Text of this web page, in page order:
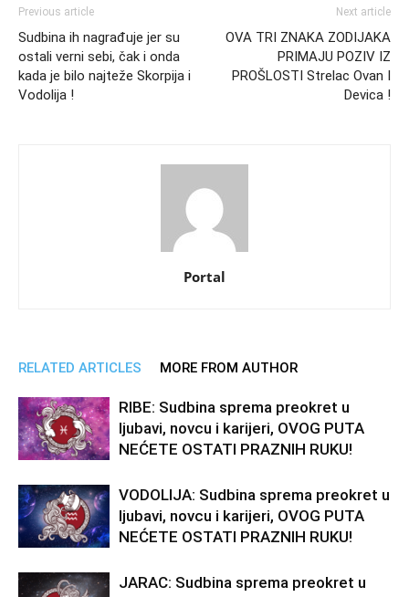
Previous article
Sudbina ih nagrađuje jer su
ostali verni sebi, čak i onda
kada je bilo najteže Skorpija i
Vodolija !
Next article
OVA TRI ZNAKA ZODIJAKA
PRIMAJU POZIV IZ
PROŠLOSTI Strelac Ovan I
Devica !
Portal
RELATED ARTICLES MORE FROM AUTHOR
RIBE: Sudbina sprema preokret u
ljubavi, novcu i karijeri, OVOG PUTA
NEĆETE OSTATI PRAZNIH RUKU!
VODOLIJA: Sudbina sprema preokret u
ljubavi, novcu i karijeri, OVOG PUTA
NEĆETE OSTATI PRAZNIH RUKU!
JARAC: Sudbina sprema preokret u